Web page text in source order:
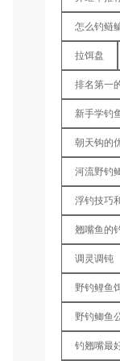
怎么钓鲢
拉饵盘
排名第一
新手学钓
朝天钩的
河流野钓
浮钓技巧
翘嘴鱼的
调灵调钝
野钓鲤鱼
野钓鲫鱼
钓翘嘴最